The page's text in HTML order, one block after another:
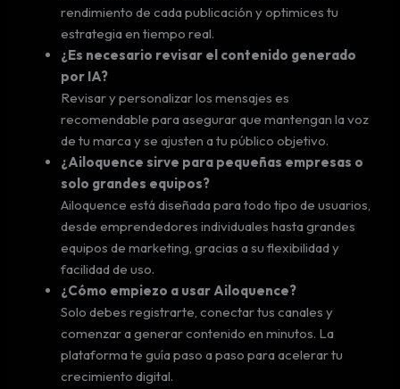
rendimiento de cada publicación y optimices tu
estrategia en tiempo real.
¿Es necesario revisar el contenido generado
por IA?
Revisar y personalizar los mensajes es
recomendable para asegurar que mantengan la voz
de tu marca y se ajusten a tu público objetivo.
¿Ailoquence sirve para pequeñas empresas o
solo grandes equipos?
Ailoquence está diseñada para todo tipo de usuarios,
desde emprendedores individuales hasta grandes
equipos de marketing, gracias a su flexibilidad y
facilidad de uso.
¿Cómo empiezo a usar Ailoquence?
Solo debes registrarte, conectar tus canales y
comenzar a generar contenido en minutos. La
plataforma te guía paso a paso para acelerar tu
crecimiento digital.